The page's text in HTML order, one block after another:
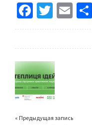
Fa
ce
o
o
k
T
wi
er
E
m
« Предыдущая запись